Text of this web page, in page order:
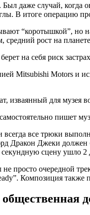
В итоге операцию
средний рост на
на себя риск
изваянный для музея
пишет
Дракон Джеки
сцену ушло 2
Композиция также